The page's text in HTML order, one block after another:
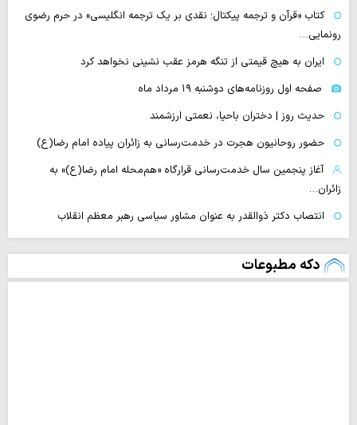
کتاب «قرآن و ترجمه پیکتال؛ نقدی بر یک ترجمه انگلیسی» در حرم رضوی
رونمایی…
ایران به هیچ قیمتی از تنگه هرمز عقب نشینی نخواهد کرد
صفحه اول روزنامه‌های دوشنبه ۱۹ مرداد ماه
حدیث روز | دختران باحیا، نعمتی ارزشمند
حضور روحانیون هجرت در خدمت‌رسانی به زائران پیاده امام رضا(ع)
آغاز پنجمین سال خدمت‌رسانی قرارگاه «هم‌محله امام رضا(ع)» به
زائران…
انتصاب دکتر ذوالقدر به عنوان مشاور سیاسی رهبر معظم انقلاب
دکه مطبوعات